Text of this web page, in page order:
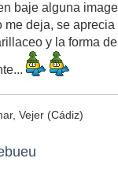
baje alguna
me deja, se
y la forma de
Vejer (Cádiz)